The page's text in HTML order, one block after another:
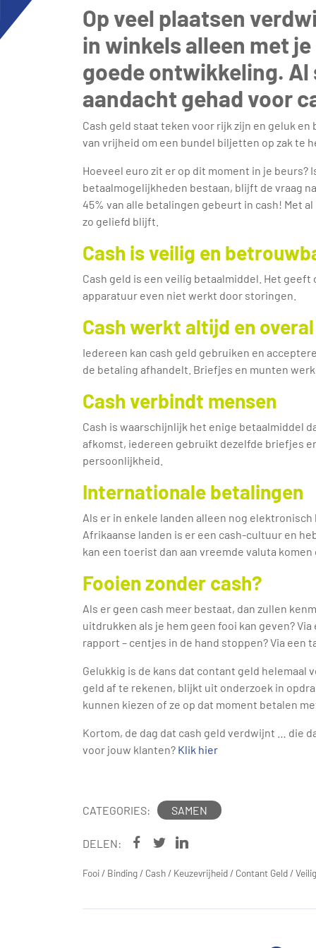
Op veel plaatsen
in winkels alleen met
goede ontwikkeling.
aandacht gehad voor
Cash geld staat teken voor rijk zijn en geluk
van vrijheid om een bundel biljetten op zak te
Hoeveel euro zit er op dit moment in je beurs?
betaalmogelijkheden bestaan, blijft de vraag
45% van alle betalingen gebeurt in cash! Met
zo geliefd blijft.
Cash is veilig en
Cash geld is een veilig betaalmiddel. Het
apparatuur even niet werkt door storingen.
Cash werkt altijd en overal
Iedereen kan cash geld gebruiken en
de betaling afhandelt. Briefjes en munten
Cash verbindt mensen
Cash is waarschijnlijk het enige betaalmiddel
afkomst, iedereen gebruikt dezelfde briefjes
persoonlijkheid.
Internationale betalingen
Als er in enkele landen alleen nog
Afrikaanse landen is er een cash-cultuur en
kan een toerist dan aan vreemde valuta
Fooien zonder cash?
Als er geen cash meer bestaat, dan zullen
uitdrukken als je hem geen fooi kan geven?
rapport – centjes in de hand stoppen? Via een
Gelukkig is de kans dat contant geld helemaal
geld af te rekenen, blijkt uit onderzoek in
kunnen kiezen of ze op dat moment betalen
Kortom, de dag dat cash geld verdwijnt … die
voor jouw klanten? Klik hier
CATEGORIES: SAMEN
DELEN:
Fooi / Binding / Cash / Keuzevrijheid / Contant Geld /Veilig